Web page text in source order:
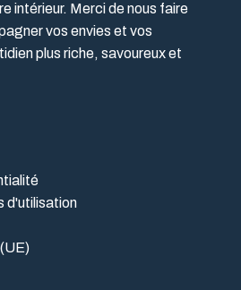
intérieur. Merci de nous faire
vos envies et vos
plus riche, savoureux et
d'utilisation